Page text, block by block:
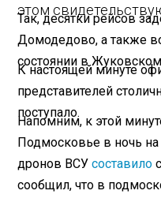
этом
Так, десятки рейсов
Домодедово, а также
состоянии в
К настоящей минуте
представителей
поступало.
Напомним, к этой
Подмосковье в ночь на
дронов ВСУсоставило
сообщил, что в